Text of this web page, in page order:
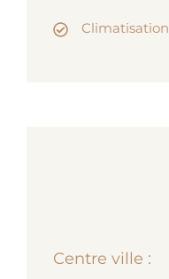
Climatisation
Centre ville :